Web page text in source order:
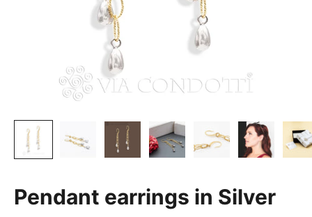
Pendant earrings in Silver